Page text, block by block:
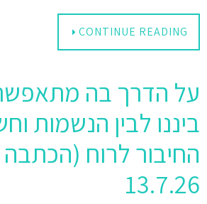
CONTINUE READING
על הדרך בה
ביננו לבין הנשמות
החיבור לרוח
13.7.26